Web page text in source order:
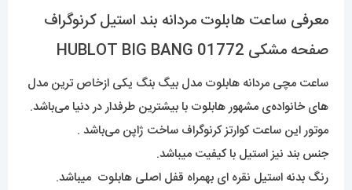
معرفی ساعت هابلوت مردانه بند استیل کرنوگراف
صفحه مشکی 01772 HUBLOT BIG BANG
ساعت مچی مردانه هابلوت مدل بیگ بنگ یکی ازخاص ترین مدل
های خانواده‌ی مشهور هابلوت با بیشترین طرفدار در دنیا می‌باشد.
موتور این ساعت کوارتز کرنوگراف ساخت ژاپن می‌باشد .
جنس بند نیز استیل با کیفیت میباشد.
رنگ بدنه استیل نقره ای بهمراه قفل اصلی هابلوت میباشد.